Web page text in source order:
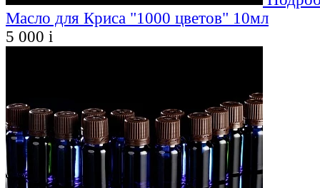
Масло для Криса "1000 цветов" 10мл
5 000 i